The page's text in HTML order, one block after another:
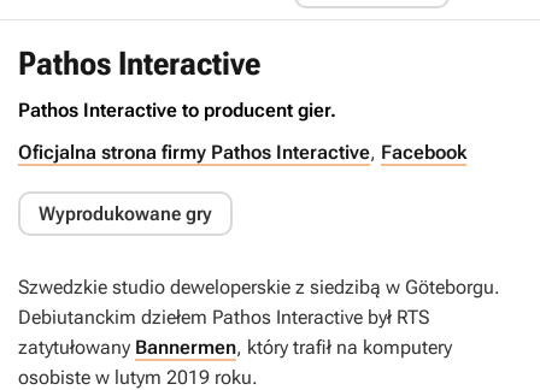
Pathos Interactive
Pathos Interactive to producent gier.
Oficjalna strona firmy Pathos Interactive, Facebook
Wyprodukowane gry
Szwedzkie studio deweloperskie z siedzibą w Göteborgu.
Debiutanckim dziełem Pathos Interactive był RTS
zatytułowany Bannermen, który trafił na komputery
osobiste w lutym 2019 roku.